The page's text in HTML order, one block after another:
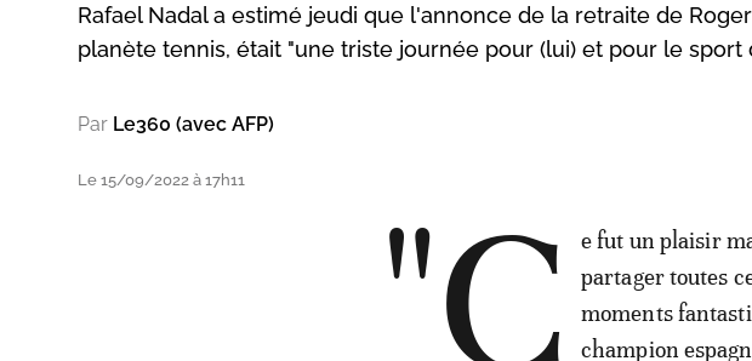
Rafael Nadal a estimé jeudi que l'annonce de la retraite de
planète tennis, était "une triste journée pour (lui) et pour le sport
Par Le360 (avec AFP)
Le 15/09/2022 à 17h11 "C
e fut un plaisir
partager toutes
moments
champion